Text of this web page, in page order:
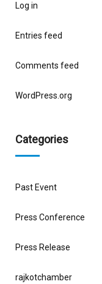
Log in
Entries feed
Comments feed
WordPress.org
Categories
Past Event
Press Conference
Press Release
rajkotchamber